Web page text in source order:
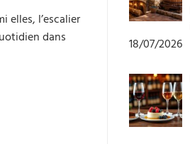
elles, l’escalier
dans
18/07/2026